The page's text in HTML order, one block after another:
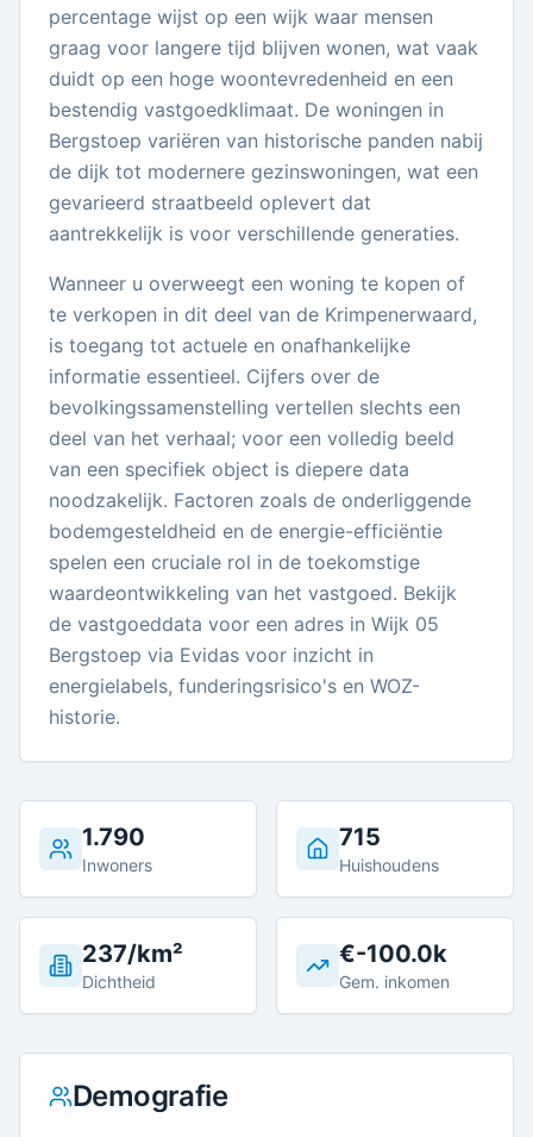
percentage wijst op een wijk waar mensen
graag voor langere tijd blijven wonen, wat vaak
duidt op een hoge woontevredenheid en een
bestendig vastgoedklimaat. De woningen in
Bergstoep variëren van historische panden nabij
de dijk tot modernere gezinswoningen, wat een
gevarieerd straatbeeld oplevert dat
aantrekkelijk is voor verschillende generaties.
Wanneer u overweegt een woning te kopen of
te verkopen in dit deel van de Krimpenerwaard,
is toegang tot actuele en onafhankelijke
informatie essentieel. Cijfers over de
bevolkingssamenstelling vertellen slechts een
deel van het verhaal; voor een volledig beeld
van een specifiek object is diepere data
noodzakelijk. Factoren zoals de onderliggende
bodemgesteldheid en de energie-efficiëntie
spelen een cruciale rol in de toekomstige
waardeontwikkeling van het vastgoed. Bekijk
de vastgoeddata voor een adres in Wijk 05
Bergstoep via Evidas voor inzicht in
energielabels, funderingsrisico's en WOZ-
historie.
1.790
Inwoners
715
Huishoudens
237/km²
Dichtheid
€-100.0k
Gem. inkomen
Demografie